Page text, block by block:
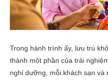
Trong hành trình ấy, lưu trú
thành một phần của trải
nghỉ dưỡng, mỗi khách sạn